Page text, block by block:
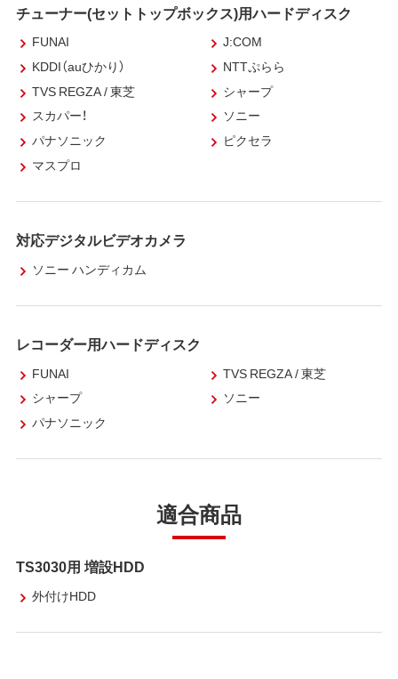
チューナー(セットトップボックス)用ハードディスク
FUNAI
J:COM
KDDI（auひかり）
NTTぷらら
TVS REGZA / 東芝
シャープ
スカパー！
ソニー
パナソニック
ピクセラ
マスプロ
対応デジタルビデオカメラ
ソニー ハンディカム
レコーダー用ハードディスク
FUNAI
TVS REGZA / 東芝
シャープ
ソニー
パナソニック
適合商品
TS3030用 増設HDD
外付けHDD